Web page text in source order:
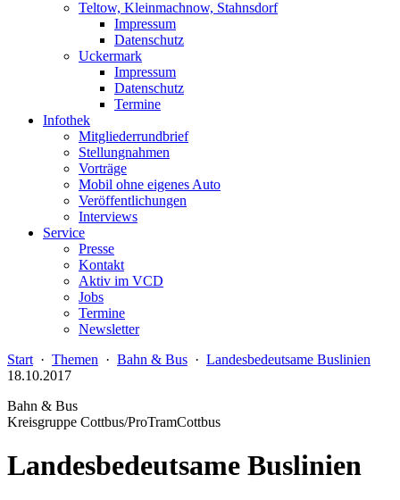
Teltow, Kleinmachnow, Stahnsdorf
Impressum
Datenschutz
Uckermark
Impressum
Datenschutz
Termine
Infothek
Mitgliederrundbrief
Stellungnahmen
Vorträge
Mobil ohne eigenes Auto
Veröffentlichungen
Interviews
Service
Presse
Kontakt
Aktiv im VCD
Jobs
Termine
Newsletter
Start · Themen · Bahn & Bus · Landesbedeutsame Buslinien
18.10.2017
Bahn & Bus
Kreisgruppe Cottbus/ProTramCottbus
Landesbedeutsame Buslinien